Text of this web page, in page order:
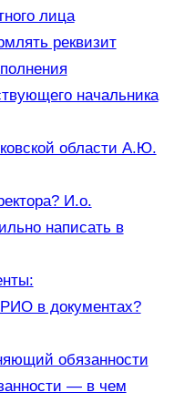
лица
реквизит
начальника
области А.Ю.
И.о.
написать в
в документах?
обязанности
— в чем